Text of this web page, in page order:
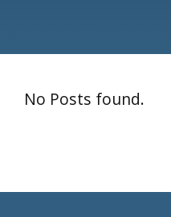
No Posts found.